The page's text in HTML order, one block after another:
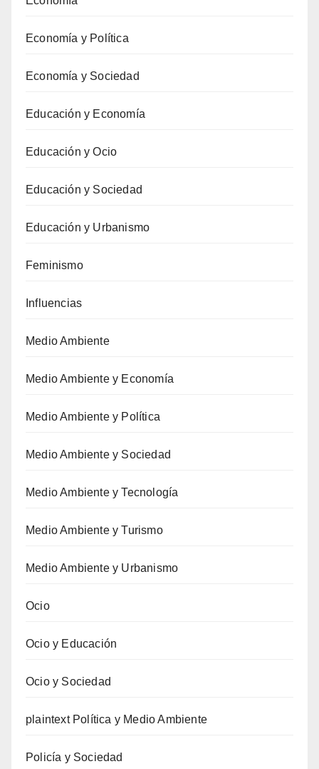
Economía y Política
Economía y Sociedad
Educación y Economía
Educación y Ocio
Educación y Sociedad
Educación y Urbanismo
Feminismo
Influencias
Medio Ambiente
Medio Ambiente y Economía
Medio Ambiente y Política
Medio Ambiente y Sociedad
Medio Ambiente y Tecnología
Medio Ambiente y Turismo
Medio Ambiente y Urbanismo
Ocio
Ocio y Educación
Ocio y Sociedad
plaintext Política y Medio Ambiente
Policía y Sociedad